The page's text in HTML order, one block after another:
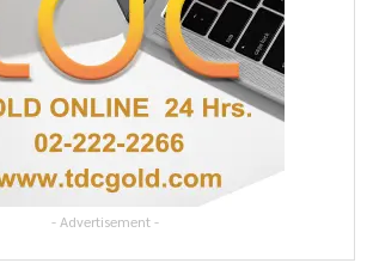
- Advertisement -